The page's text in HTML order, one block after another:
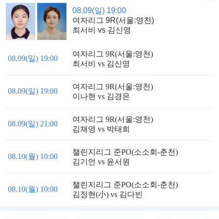
08.09(일) 19:00
여자리그 9R(서울:영천)
최서비 vs 김신영
08.09(일) 19:00
여자리그 9R(서울:영천)
최서비 vs 김신영
08.09(일) 19:00
여자리그 9R(서울:영천)
이나현 vs 김경은
08.09(일) 21:00
여자리그 9R(서울:영천)
김채영 vs 박태희
08.10(월) 10:00
챌린지리그 준PO(소소회-춘천)
김기언 vs 윤서원
08.10(월) 10:00
챌린지리그 준PO(소소회-춘천)
김정현(小) vs 김다빈